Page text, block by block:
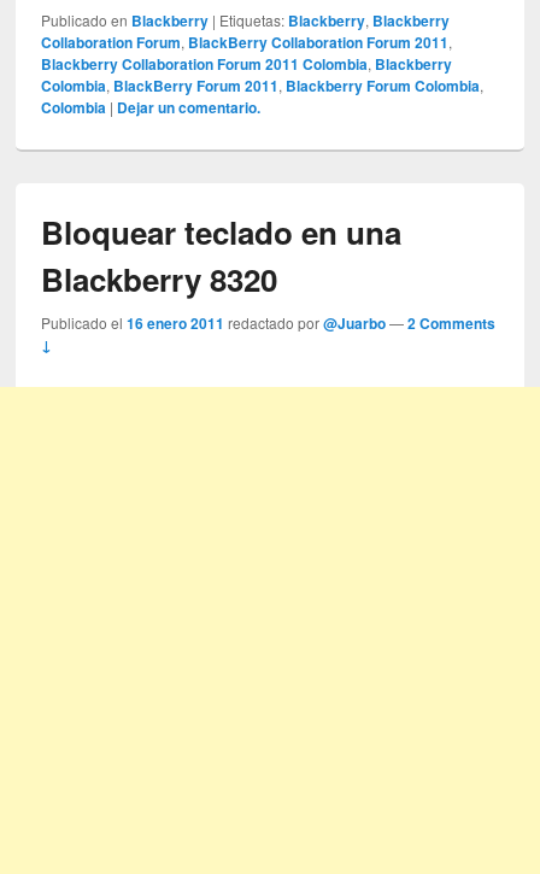
Publicado en Blackberry | Etiquetas: Blackberry, Blackberry
Collaboration Forum, BlackBerry Collaboration Forum 2011,
Blackberry Collaboration Forum 2011 Colombia, Blackberry
Colombia, BlackBerry Forum 2011, Blackberry Forum Colombia,
Colombia | Dejar un comentario.
Bloquear teclado en una
Blackberry 8320
Publicado el16 enero 2011 redactado por@Juarbo —2 Comments
↓